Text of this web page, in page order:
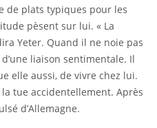
de plats typiques pour les
pèsent sur lui. « La
Yeter. Quand il ne noie pas
liaison sentimentale. Il
elle aussi, de vivre chez lui.
tue accidentellement. Après
d’Allemagne.